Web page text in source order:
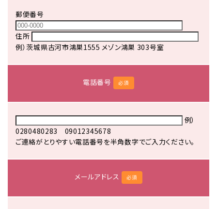
郵便番号
住所
例）茨城県古河市鴻巣1555 メゾン鴻巣 303号室
電話番号 必須
例）
0280480283 09012345678
ご連絡がとりやすい電話番号を半角数字でご入力ください。
メールアドレス 必須